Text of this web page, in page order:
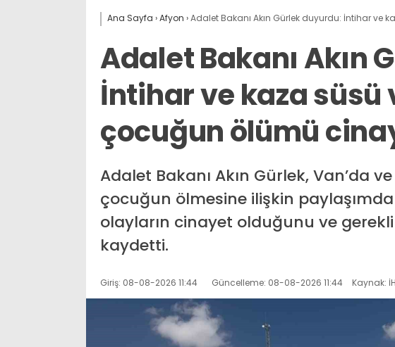
Ana Sayfa ›Afyon ›Adalet Bakanı Akın Gürlek duyurdu: İntihar ve
Adalet Bakanı Akın
İntihar ve kaza süsü
çocuğun ölümü
Adalet Bakanı Akın Gürlek, Van’da
çocuğun ölmesine ilişkin
olayların cinayet olduğunu ve gerekli
kaydetti.
Giriş: 08-08-2026 11:44 Güncelleme: 08-08-2026 11:44 Kaynak: